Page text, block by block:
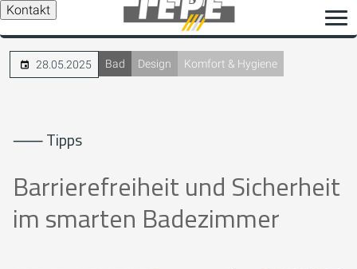
Kontakt
28.05.2025 Bad Design Komfort & Hygiene
⸺ Tipps
Barrierefreiheit und Sicherheit
im smarten Badezimmer